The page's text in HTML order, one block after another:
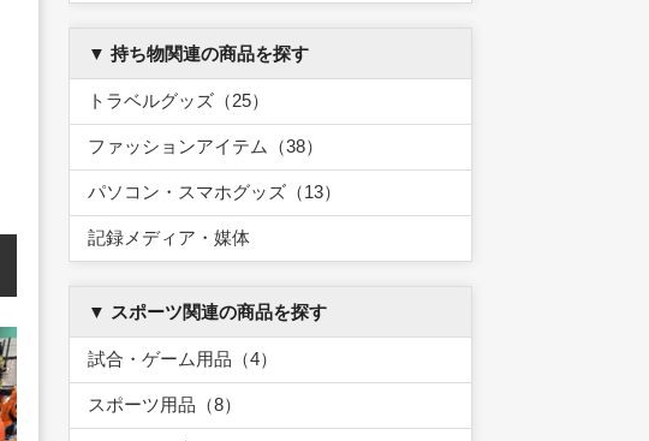
▼ 持ち物関連の商品を探す
トラベルグッズ（25）
ファッションアイテム（38）
パソコン・スマホグッズ（13）
記録メディア・媒体
▼ スポーツ関連の商品を探す
試合・ゲーム用品（4）
スポーツ用品（8）